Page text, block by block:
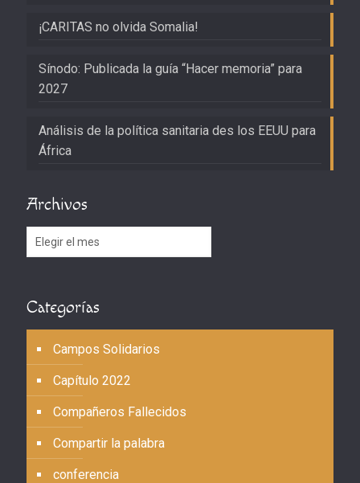
¡CARITAS no olvida Somalia!
Sínodo: Publicada la guía “Hacer memoria” para
2027
Análisis de la política sanitaria des los EEUU para
África
Archivos
Archivos
Categorías
Campos Solidarios
Capítulo 2022
Compañeros Fallecidos
Compartir la palabra
conferencia